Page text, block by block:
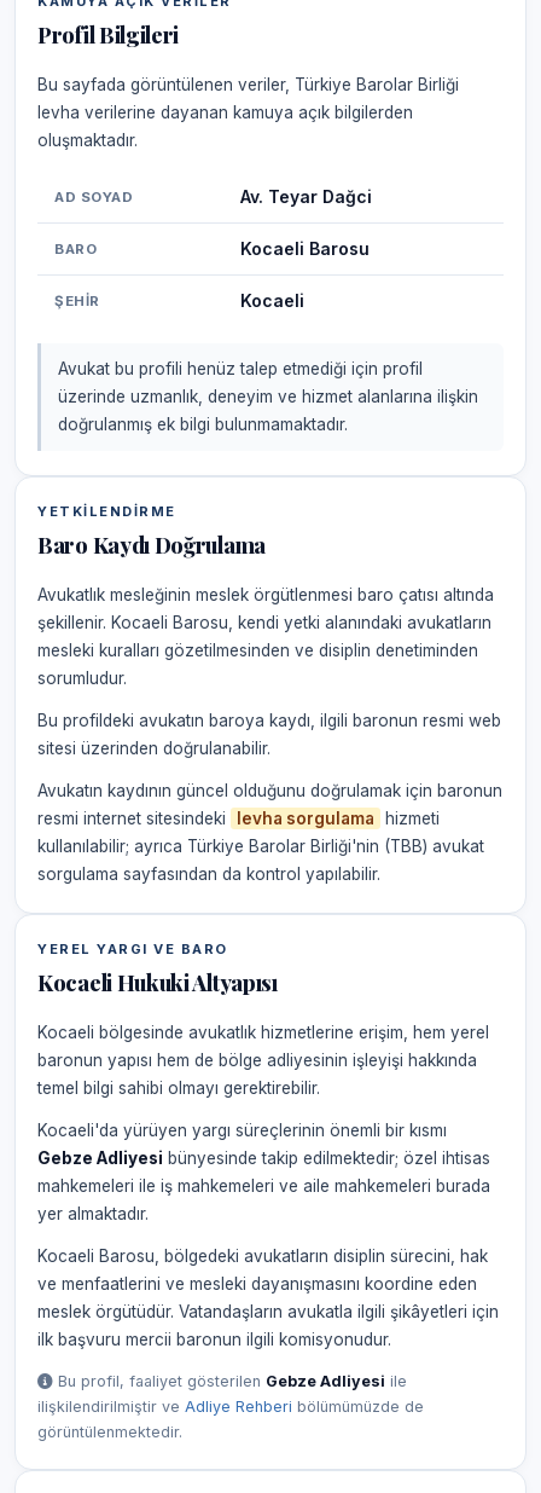
Profil Bilgileri
Bu sayfada görüntülenen veriler, Türkiye Barolar Birliği
levha verilerine dayanan kamuya açık bilgilerden
oluşmaktadır.
AD SOYAD Av. Teyar Dağci
BARO Kocaeli Barosu
ŞEHIR Kocaeli
Avukat bu profili henüz talep etmediği için profil
üzerinde uzmanlık, deneyim ve hizmet alanlarına ilişkin
doğrulanmış ek bilgi bulunmamaktadır.
YETKILENDIRME
Baro Kaydı Doğrulama
Avukatlık mesleğinin meslek örgütlenmesi baro çatısı altında
şekillenir. Kocaeli Barosu, kendi yetki alanındaki avukatların
mesleki kuralları gözetilmesinden ve disiplin denetiminden
sorumludur.
Bu profildeki avukatın baroya kaydı, ilgili baronun resmi web
sitesi üzerinden doğrulanabilir.
Avukatın kaydının güncel olduğunu doğrulamak için baronun
resmi internet sitesindeki
levha sorgulama
hizmeti
kullanılabilir; ayrıca Türkiye Barolar Birliği'nin (TBB) avukat
sorgulama sayfasından da kontrol yapılabilir.
YEREL YARGI VE BARO
Kocaeli Hukuki Altyapısı
Kocaeli bölgesinde avukatlık hizmetlerine erişim, hem yerel
baronun yapısı hem de bölge adliyesinin işleyişi hakkında
temel bilgi sahibi olmayı gerektirebilir.
Kocaeli'da yürüyen yargı süreçlerinin önemli bir kısmı
Gebze Adliyesi bünyesinde takip edilmektedir; özel ihtisas
mahkemeleri ile iş mahkemeleri ve aile mahkemeleri burada
yer almaktadır.
Kocaeli Barosu, bölgedeki avukatların disiplin sürecini, hak
ve menfaatlerini ve mesleki dayanışmasını koordine eden
meslek örgütüdür. Vatandaşların avukatla ilgili şikâyetleri için
ilk başvuru mercii baronun ilgili komisyonudur.
Bu profil, faaliyet gösterilen Gebze Adliyesi ile
ilişkilendirilmiştir ve Adliye Rehberi bölümümüzde de
görüntülenmektedir.